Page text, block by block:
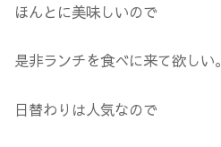
ほんとに美味しいので
是非ランチを食べに来て欲しい。
日替わりは人気なので